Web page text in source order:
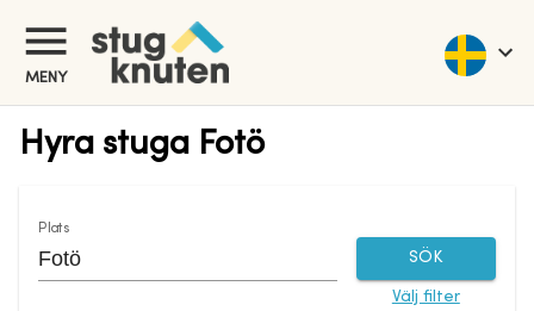
MENY
Hyra stuga Fotö
Plats
SÖK
Välj filter